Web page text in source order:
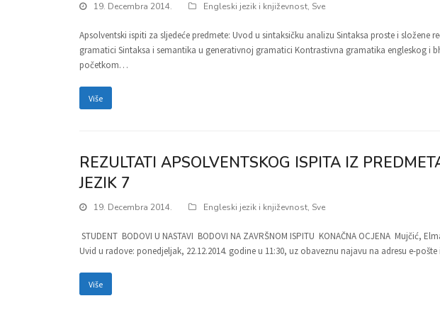
19. Decembra 2014. Engleski jezik i književnost, Sve
Apsolventski ispiti za sljedeće predmete: Uvod u sintaksičku analizu Sintaksa proste i
gramatici Sintaksa i semantika u generativnoj gramatici Kontrastivna gramatika engleskog i
početkom…
Više
REZULTATI APSOLVENTSKOG ISPITA IZ
JEZIK 7
19. Decembra 2014. Engleski jezik i književnost, Sve
STUDENT BODOVI U NASTAVI BODOVI NA ZAVRŠNOM ISPITU KONAČNA OCJENA
Uvid u radove: ponedjeljak, 22.12.2014. godine u 11:30, uz obaveznu najavu na adresu e-
Više